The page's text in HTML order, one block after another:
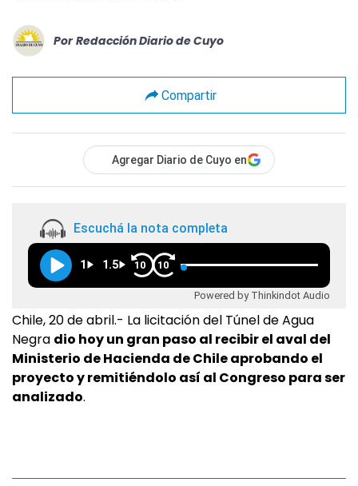
Por Redacción Diario de Cuyo
Compartir
Agregar Diario de Cuyo en
Escuchá la nota completa
1 1.5 10 10
Powered by Thinkindot Audio
Chile, 20 de abril.- La licitación del Túnel de Agua
Negra dio hoy un gran paso al recibir el aval del
Ministerio de Hacienda de Chile aprobando el
proyecto y remitiéndolo así al Congreso para ser
analizado.